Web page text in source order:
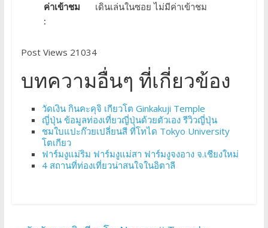
ค่าเข้าชม
:
เดินเล่นในซอย ไม่มีค่าเข้าชม
Post Views 21034
บทความอื่นๆ ที่เกี่ยวข้อง
วัดเงิน กินคะคุจิ เกียวโต Ginkakuji Temple
ญี่ปุ่น ข้อมูลท่องเที่ยวญี่ปุ่นด้วยตัวเอง รีวิวญี่ปุ่น
ชมใบแปะก๊วยเปลี่ยนสี ที่โทได Tokyo University
โตเกียว
ฟาร์มงูแม่ริม ฟาร์มงูแม่สา ฟาร์มงูจงอาง จ.เชียงใหม่
4 สถานที่ท่องเที่ยวน่าสนใจในอิตาลี